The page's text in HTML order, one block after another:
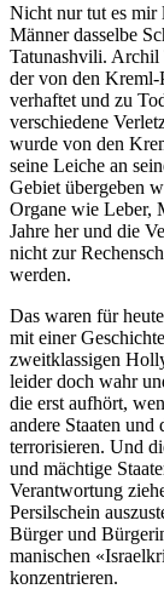
Nicht nur tut es mir
Männer dasselbe
Tatunashvili. Archil
der von den Kreml-
verhaftet und zu
verschiedene
wurde von den
seine Leiche an
Gebiet übergeben
Organe wie Leber,
Jahre her und die
nicht zur
werden.
Das waren für
mit einer
zweitklassigen
leider doch wahr
die erst aufhört,
andere Staaten und
terrorisieren. Und
und mächtige
Verantwortung
Persilschein
Bürger und
manischen
konzentrieren.